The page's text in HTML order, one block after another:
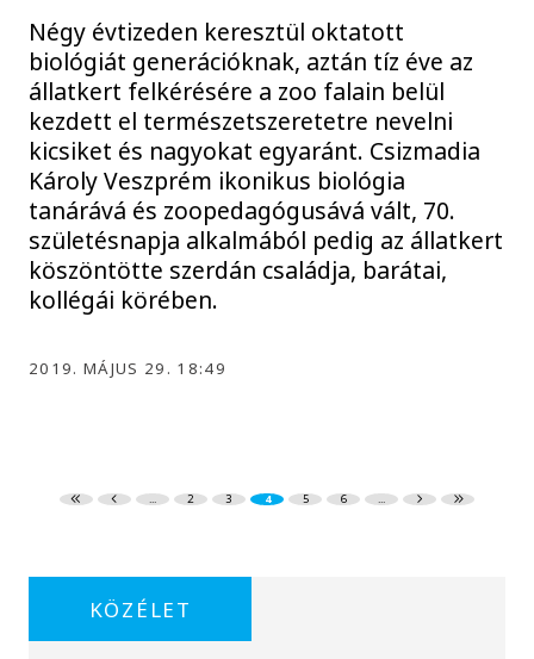
Négy évtizeden keresztül oktatott
biológiát generációknak, aztán tíz éve az
állatkert felkérésére a zoo falain belül
kezdett el természetszeretetre nevelni
kicsiket és nagyokat egyaránt. Csizmadia
Károly Veszprém ikonikus biológia
tanárává és zoopedagógusává vált, 70.
születésnapja alkalmából pedig az állatkert
köszöntötte szerdán családja, barátai,
kollégái körében.
2019. MÁJUS 29. 18:49
... 2 3 4 5 6 ...
KÖZÉLET